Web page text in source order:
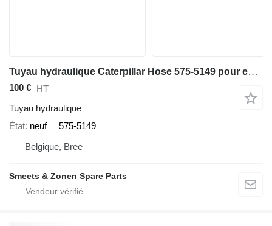
Tuyau hydraulique Caterpillar Hose 575-5149 pour excavateur
100 € HT
Tuyau hydraulique
État neuf
575-5149
Belgique, Bree
Smeets & Zonen Spare Parts